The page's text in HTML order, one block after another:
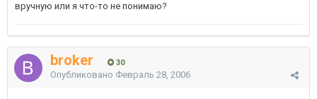
вручную или я что-то не понимаю?
broker 30
Опубликовано Февраль 28, 2006